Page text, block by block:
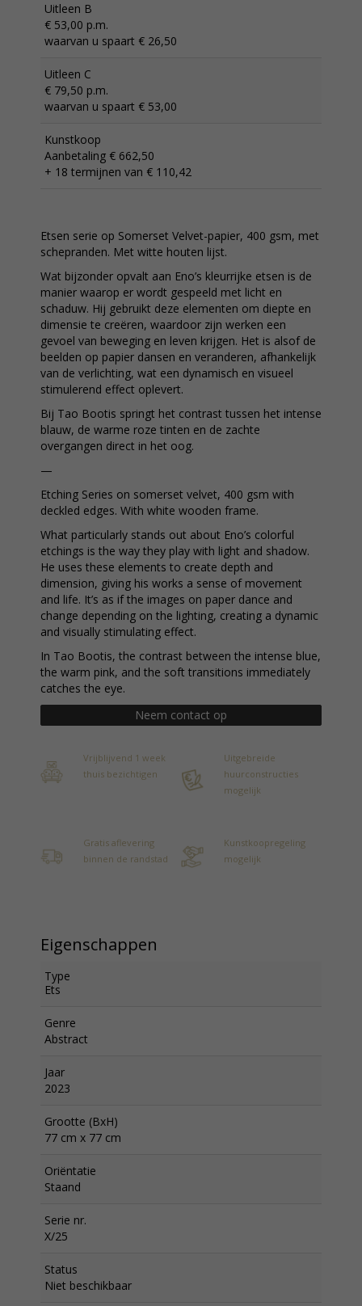
Uitleen B
€ 53,00 p.m.
waarvan u spaart € 26,50
Uitleen C
€ 79,50 p.m.
waarvan u spaart € 53,00
Kunstkoop
Aanbetaling € 662,50
+ 18 termijnen van € 110,42
Etsen serie op Somerset Velvet-papier, 400 gsm, met
schepranden. Met witte houten lijst.
Wat bijzonder opvalt aan Eno’s kleurrijke etsen is de
manier waarop er wordt gespeeld met licht en
schaduw. Hij gebruikt deze elementen om diepte en
dimensie te creëren, waardoor zijn werken een
gevoel van beweging en leven krijgen. Het is alsof de
beelden op papier dansen en veranderen, afhankelijk
van de verlichting, wat een dynamisch en visueel
stimulerend effect oplevert.
Bij Tao Bootis springt het contrast tussen het intense
blauw, de warme roze tinten en de zachte
overgangen direct in het oog.
—
Etching Series on somerset velvet, 400 gsm with
deckled edges. With white wooden frame.
What particularly stands out about Eno’s colorful
etchings is the way they play with light and shadow.
He uses these elements to create depth and
dimension, giving his works a sense of movement
and life. It’s as if the images on paper dance and
change depending on the lighting, creating a dynamic
and visually stimulating effect.
In Tao Bootis, the contrast between the intense blue,
the warm pink, and the soft transitions immediately
catches the eye.
Neem contact op
Vrijblijvend 1 week
thuis bezichtigen
Uitgebreide
huurconstructies
mogelijk
Gratis aflevering
binnen de randstad
Kunstkoopregeling
mogelijk
Eigenschappen
Type
Ets
Genre
Abstract
Jaar
2023
Grootte (BxH)
77 cm x 77 cm
Oriëntatie
Staand
Serie nr.
X/25
Status
Niet beschikbaar